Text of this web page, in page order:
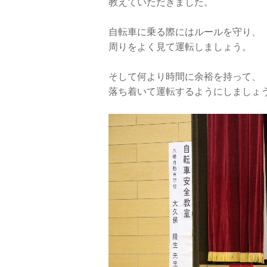
自転車に乗る際にはルールを守り、
周りをよく見て運転しましょう。
そして何より時間に余裕を持って、
落ち着いて運転するようにしましょ